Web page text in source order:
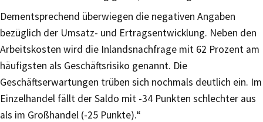
Dementsprechend überwiegen die negativen Angaben
bezüglich der Umsatz- und Ertragsentwicklung. Neben den
Arbeitskosten wird die Inlandsnachfrage mit 62 Prozent am
häufigsten als Geschäftsrisiko genannt. Die
Geschäftserwartungen trüben sich nochmals deutlich ein. Im
Einzelhandel fällt der Saldo mit -34 Punkten schlechter aus
als im Großhandel (-25 Punkte).“